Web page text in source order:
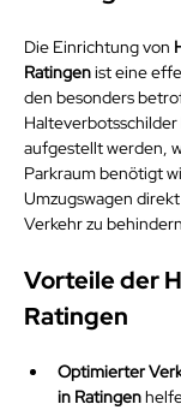
Die Einrichtung von
Ratingen ist eine
den besonders
aufgestellt werden,
Parkraum benötigt
Umzugswagen
Verkehr zu
Vorteile der
Ratingen
Optimierter
in Ratingen